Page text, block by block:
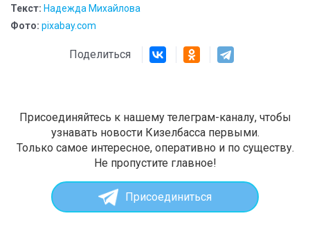
Текст: Надежда Михайлова
Фото: pixabay.com
Поделиться
Присоединяйтесь к нашему телеграм-каналу, чтобы
узнавать новости Кизелбасса первыми.
Только самое интересное, оперативно и по существу.
Не пропустите главное!
Присоединиться